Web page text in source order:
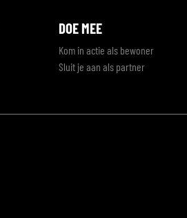
DOE MEE
Kom in actie als bewoner
Sluit je aan als partner